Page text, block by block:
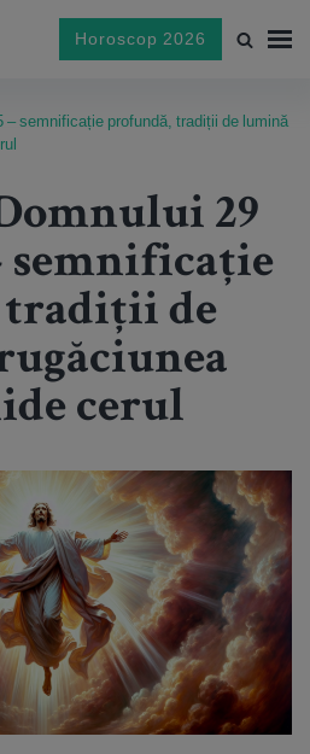
Horoscop 2026
– semnificație profundă, tradiții de lumină
29
semnificație
tradiții de
cerul